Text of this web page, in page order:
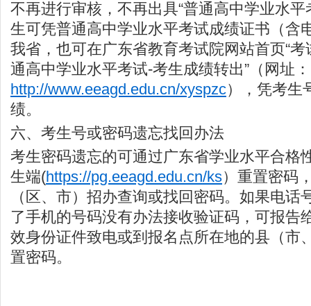
不再进行审核，不再出具“普通高中学业水平
生可凭普通高中学业水平考试成绩证书（含
我省，也可在广东省教育考试院网站首页“考
通高中学业水平考试-考生成绩转出”（网址：
http://www.eeagd.edu.cn/xyspzc），凭考生
绩。
六、考生号或密码遗忘找回办法
考生密码遗忘的可通过广东省学业水平合格
生端(https://pg.eeagd.edu.cn/ks）重置密码
（区、市）招办查询或找回密码。如果电话
了手机的号码没有办法接收验证码，可报告
效身份证件致电或到报名点所在地的县（市
置密码。